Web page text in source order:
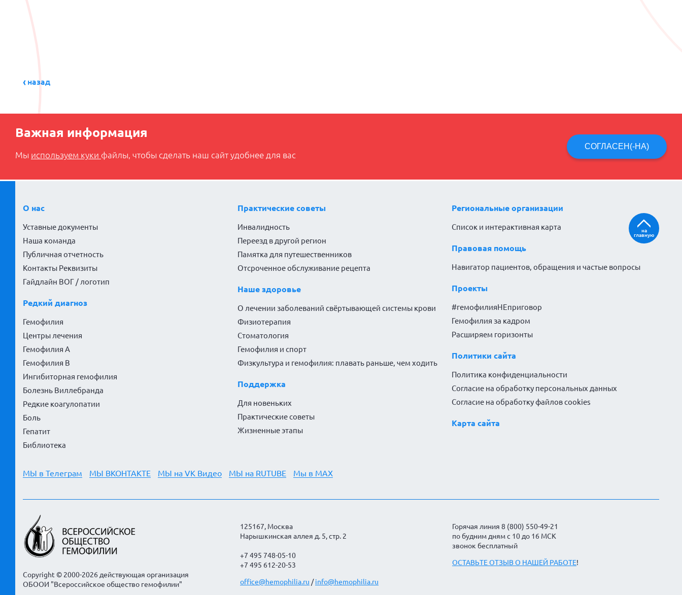
назад
Важная информация
Мы используем куки файлы, чтобы сделать наш сайт удобнее для вас
СОГЛАСЕН(-НА)
О нас
Уставные документы
Наша команда
Публичная отчетность
Контакты Реквизиты
Гайдлайн ВОГ / логотип
Редкий диагноз
Гемофилия
Центры лечения
Гемофилия А
Гемофилия В
Ингибиторная гемофилия
Болезнь Виллебранда
Редкие коагулопатии
Боль
Гепатит
Библиотека
Практические советы
Инвалидность
Переезд в другой регион
Памятка для путешественников
Отсроченное обслуживание рецепта
Наше здоровье
О лечении заболеваний свёртывающей системы крови
Физиотерапия
Стоматология
Гемофилия и спорт
Физкультура и гемофилия: плавать раньше, чем ходить
Поддержка
Для новеньких
Практические советы
Жизненные этапы
Региональные организации
Список и интерактивная карта
Правовая помощь
Навигатор пациентов, обращения и частые вопросы
Проекты
#гемофилияНЕприговор
Гемофилия за кадром
Расширяем горизонты
Политики сайта
Политика конфиденциальности
Согласие на обработку персональных данных
Согласие на обработку файлов cookies
Карта сайта
МЫ в Телеграм МЫ ВКОНТАКТЕ МЫ на VK Видео МЫ на RUTUBE Мы в MAX
на
главную
Copyright © 2000-2026 действующая организация
ОБООИ "Всероссийское общество гемофилии"
125167, Москва
Нарышкинская аллея д. 5, стр. 2
+7 495 748-05-10
+7 495 612-20-53
office@hemophilia.ru /info@hemophilia.ru
Горячая линия 8 (800) 550-49-21
по будним дням с 10 до 16 МСК
звонок бесплатный
ОСТАВЬТЕ ОТЗЫВ О НАШЕЙ РАБОТЕ!